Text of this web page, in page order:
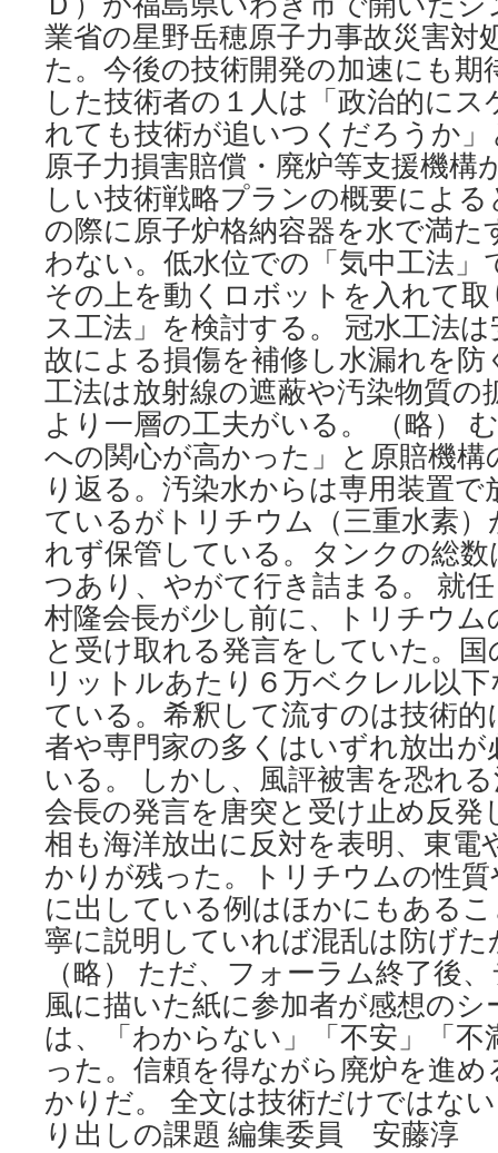
業省の星野岳穂原子力事故災害対
た。今後の技術開発の加速にも期
した技術者の１人は「政治的に
れても技術が追いつくだろうか
原子力損害賠償・廃炉等支援機構
しい技術戦略プランの概要によ
の際に原子炉格納容器を水で満た
わない。低水位での「気中工法
その上を動くロボットを入れて
ス工法」を検討する。 冠水工法
故による損傷を補修し水漏れを
工法は放射線の遮蔽や汚染物質の
より一層の工夫がいる。 （略）
への関心が高かった」と原賠機構
り返る。汚染水からは専用装置
ているがトリチウム（三重水素
れず保管している。タンクの総数
つあり、やがて行き詰まる。 就
村隆会長が少し前に、トリチウ
と受け取れる発言をしていた。
リットルあたり６万ベクレル以
ている。希釈して流すのは技術
者や専門家の多くはいずれ放出
いる。 しかし、風評被害を恐れ
会長の発言を唐突と受け止め反発
相も海洋放出に反対を表明、東電
かりが残った。トリチウムの性
に出している例はほかにもある
寧に説明していれば混乱は防げ
（略） ただ、フォーラム終了後
風に描いた紙に参加者が感想の
は、「わからない」「不安」「
った。信頼を得ながら廃炉を進
かりだ。 全文は技術だけではな
り出しの課題 編集委員 安藤淳